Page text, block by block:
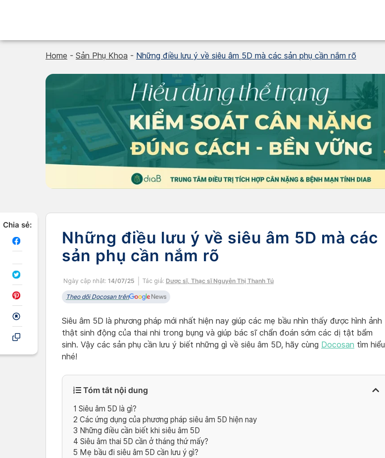
Home - Sản Phụ Khoa - Những điều lưu ý về siêu âm 5D mà các sản phụ cần nắm rõ
Chia sẻ:
Những điều lưu ý về siêu âm 5D mà các
sản phụ cần nắm rõ
Ngày cập nhật: 14/07/25 Tác giả: Dược sĩ, Thạc sĩ Nguyễn Thị Thanh Tú
Theo dõi Docosan trên
Siêu âm 5D là phương pháp mới nhất hiện nay giúp các mẹ bầu nhìn thấy được hình ảnh
thật sinh động của thai nhi trong bụng và giúp bác sĩ chẩn đoán sớm các dị tật bẩm
sinh. Vậy các sản phụ cần lưu ý biết những gì về siêu âm 5D, hãy cùng Docosan tìm hiểu
nhé!
Tóm tắt nội dung
1 Siêu âm 5D là gì?
2 Các ứng dụng của phương pháp siêu âm 5D hiện nay
3 Những điều cần biết khi siêu âm 5D
4 Siêu âm thai 5D cần ở tháng thứ mấy?
5 Mẹ bầu đi siêu âm 5D cần lưu ý gì?